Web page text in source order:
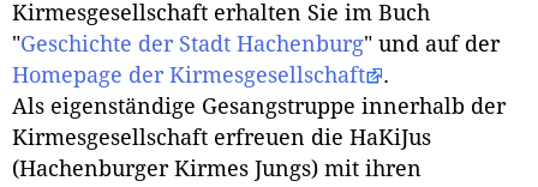
Kirmesgesellschaft erhalten Sie im Buch
"Geschichte der Stadt Hachenburg" und auf der
Homepage der Kirmesgesellschaft
.
Als eigenständige Gesangstruppe innerhalb der
Kirmesgesellschaft erfreuen die HaKiJus
(Hachenburger Kirmes Jungs) mit ihren